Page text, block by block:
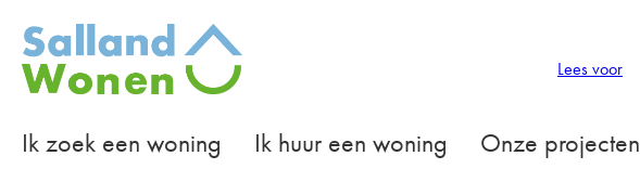
Naar de homepage
Ik zoek een woning Ik huur een woning Onze projecten
Lees voor